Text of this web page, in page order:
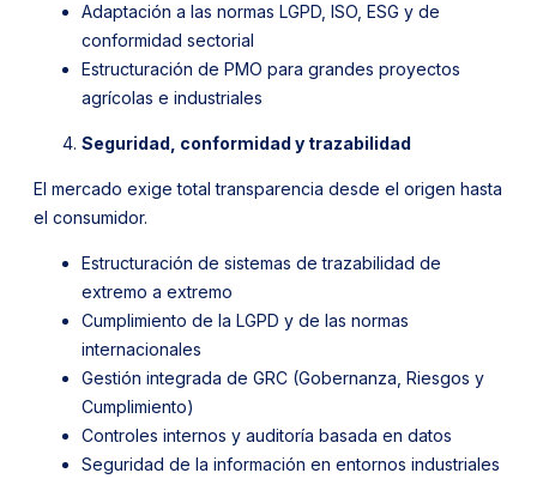
Adaptación a las normas LGPD, ISO, ESG y de
conformidad sectorial
Estructuración de PMO para grandes proyectos
agrícolas e industriales
Seguridad, conformidad y trazabilidad
El mercado exige total transparencia desde el origen hasta
el consumidor.
Estructuración de sistemas de trazabilidad de
extremo a extremo
Cumplimiento de la LGPD y de las normas
internacionales
Gestión integrada de GRC (Gobernanza, Riesgos y
Cumplimiento)
Controles internos y auditoría basada en datos
Seguridad de la información en entornos industriales